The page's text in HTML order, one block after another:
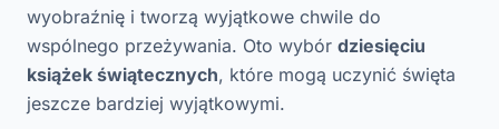
wyobraźnię i tworzą wyjątkowe chwile do
wspólnego przeżywania. Oto wybór dziesięciu
książek świątecznych, które mogą uczynić święta
jeszcze bardziej wyjątkowymi.